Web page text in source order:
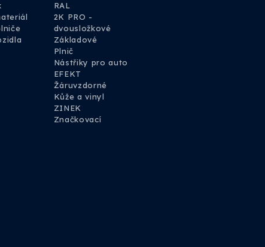
RAL
2K PRO -
dvousložkové
Základové
Plnič
Nástřiky pro auto
EFEKT
Žáruvzdorné
Kůže a vinyl
ZINEK
Značkovací